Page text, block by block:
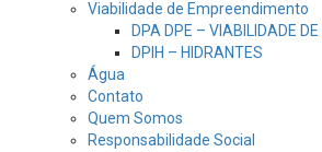
Viabilidade de Empreendimento
DPA DPE – VIABILIDADE
DPIH – HIDRANTES
Água
Contato
Quem Somos
Responsabilidade Social